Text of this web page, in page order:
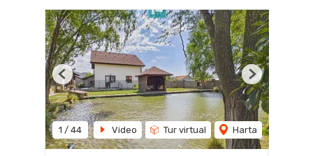
1 / 44 Video Tur virtual Harta
Previous Next